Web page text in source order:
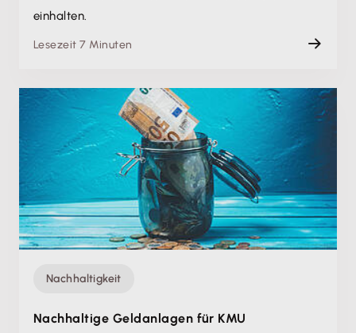
einhalten.
Lesezeit 7 Minuten
Nachhaltigkeit
Nachhaltige Geldanlagen für KMU